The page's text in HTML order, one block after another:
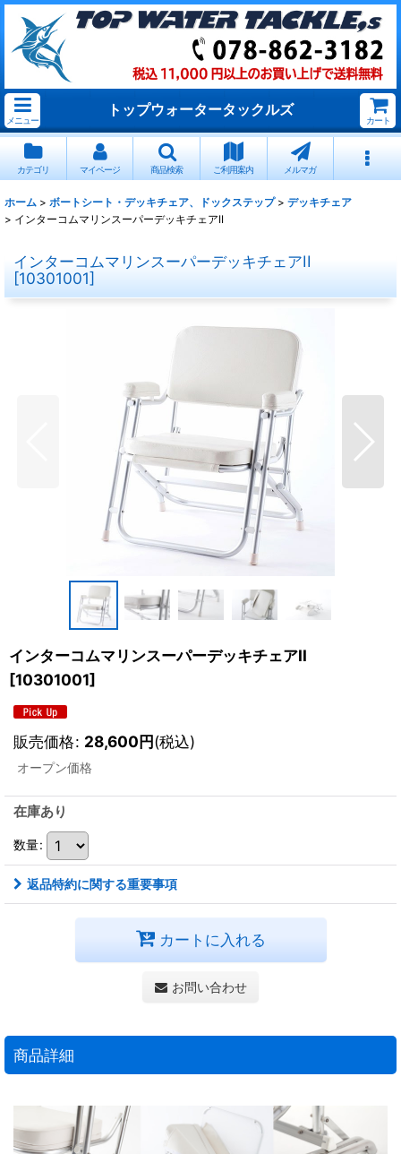
メニュー
トップウォータータックルズ
カート
カテゴリ マイページ 商品検索 ご利用案内 メルマガ
ホーム > ボートシート・デッキチェア、ドックステップ > デッキチェア
> インターコムマリンスーパーデッキチェアII
インターコムマリンスーパーデッキチェアII
[10301001]
インターコムマリンスーパーデッキチェアII
[10301001]
販売価格: 28,600円(税込)
オープン価格
在庫あり
数量:
返品特約に関する重要事項
カートに入れる
お問い合わせ
商品詳細